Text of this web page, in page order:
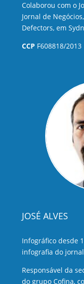
Colaborou com o
Jornal de
Defectors, em
CCP F608818/2013
JOSÉ ALVES
Infográfico desde
infografia do
Responsável da
do grupo Cofina,